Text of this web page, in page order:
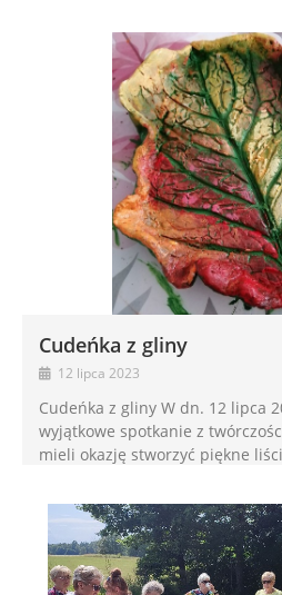
Cudeńka z gliny
12 lipca 2023
Cudeńka z gliny W dn. 12 lipca
wyjątkowe spotkanie z
mieli okazję stworzyć piękne